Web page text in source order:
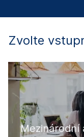
Zvolte
Mezinárodní